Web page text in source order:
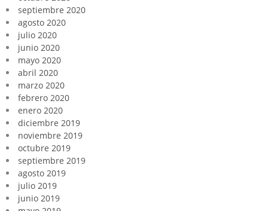
septiembre 2020
agosto 2020
julio 2020
junio 2020
mayo 2020
abril 2020
marzo 2020
febrero 2020
enero 2020
diciembre 2019
noviembre 2019
octubre 2019
septiembre 2019
agosto 2019
julio 2019
junio 2019